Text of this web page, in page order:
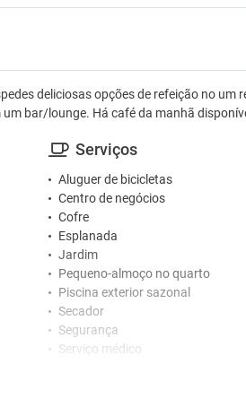
deliciosas opções de refeição no
bar/lounge. Há café da manhã
Serviços
Aluguer de bicicletas
Centro de negócios
Cofre
Esplanada
Jardim
Pequeno-almoço no quarto
Piscina exterior sazonal
Secador
Segurança
Serviço médico